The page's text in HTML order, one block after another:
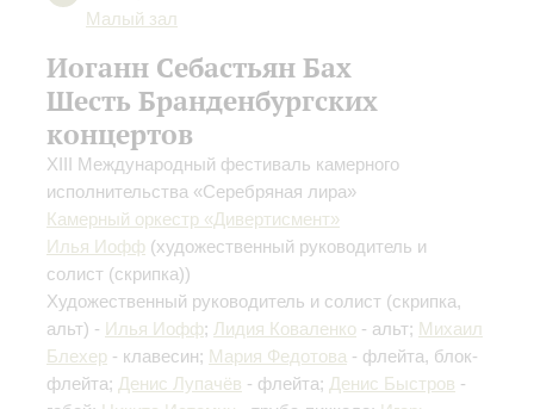
Малый зал
Иоганн Себастьян Бах
Шесть Бранденбургских
концертов
XIII Международный фестиваль камерного
исполнительства «Серебряная лира»
Камерный оркестр «Дивертисмент»
Илья Иофф (художественный руководитель и
солист (скрипка))
Художественный руководитель и солист (скрипка,
альт) - Илья Иофф; Лидия Коваленко - альт; Михаил
Блехер - клавесин; Мария Федотова - флейта, блок-
флейта; Денис Лупачёв - флейта; Денис Быстров -